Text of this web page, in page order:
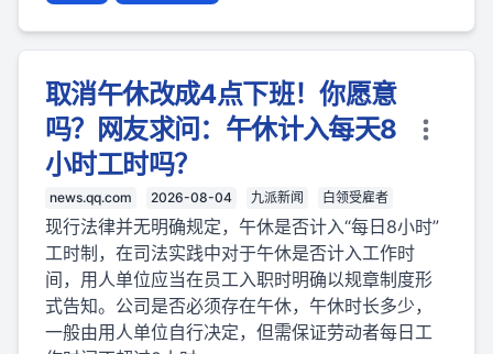
取消午休改成4点下班！你愿意
吗？网友求问：午休计入每天8
小时工时吗？
news.qq.com 2026-08-04 九派新闻 白领受雇者
现行法律并无明确规定，午休是否计入“每日8小时”
工时制，在司法实践中对于午休是否计入工作时
间，用人单位应当在员工入职时明确以规章制度形
式告知。公司是否必须存在午休，午休时长多少，
一般由用人单位自行决定，但需保证劳动者每日工